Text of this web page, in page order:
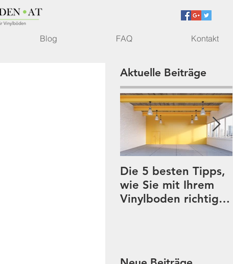
Blog FAQ Kontakt
Aktuelle Beiträge
Die 5 besten Tipps,
wie Sie mit Ihrem
Vinylboden richtig